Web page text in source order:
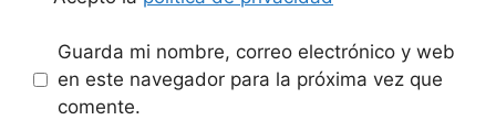
Guarda mi nombre, correo electrónico y web
en este navegador para la próxima vez que
comente.